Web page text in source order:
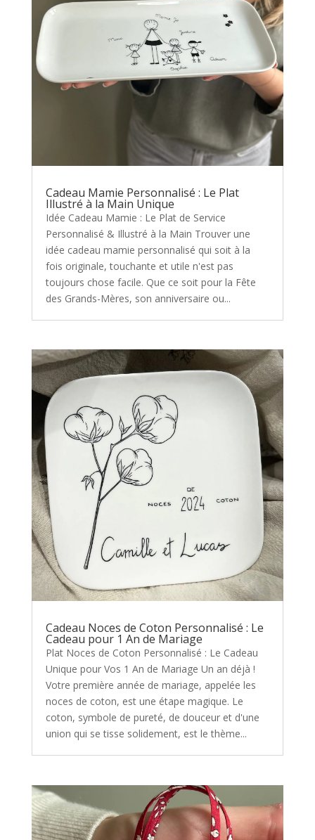
Cadeau Mamie Personnalisé : Le Plat
Illustré à la Main Unique
Idée Cadeau Mamie : Le Plat de Service
Personnalisé & Illustré à la Main Trouver une
idée cadeau mamie personnalisé qui soit à la
fois originale, touchante et utile n'est pas
toujours chose facile. Que ce soit pour la Fête
des Grands-Mères, son anniversaire ou...
Cadeau Noces de Coton Personnalisé : Le
Cadeau pour 1 An de Mariage
Plat Noces de Coton Personnalisé : Le Cadeau
Unique pour Vos 1 An de Mariage Un an déjà !
Votre première année de mariage, appelée les
noces de coton, est une étape magique. Le
coton, symbole de pureté, de douceur et d'une
union qui se tisse solidement, est le thème...